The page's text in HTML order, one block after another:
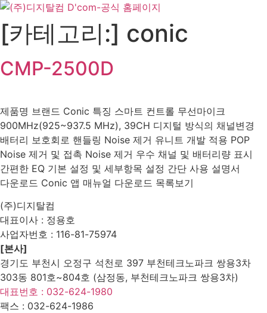
Skip
to
content
[카테고리:] conic
CMP-2500D
제품명 브랜드 Conic 특징 스마트 컨트롤 무선마이크
900MHz(925~937.5 MHz), 39CH 디지털 방식의 채널변경
배터리 보호회로 핸들링 Noise 제거 유니트 개발 적용 POP
Noise 제거 및 접촉 Noise 제거 우수 채널 및 배터리량 표시
간편한 EQ 기본 설정 및 세부항목 설정 간단 사용 설명서
다운로드 Conic 앱 매뉴얼 다운로드 목록보기
(주)디지탈컴
대표이사 : 정용호
사업자번호 : 116-81-75974
[본사]
경기도 부천시 오정구 석천로 397 부천테크노파크 쌍용3차
303동 801호~804호 (삼정동, 부천테크노파크 쌍용3차)
대표번호 : 032-624-1980
팩스 : 032-624-1986